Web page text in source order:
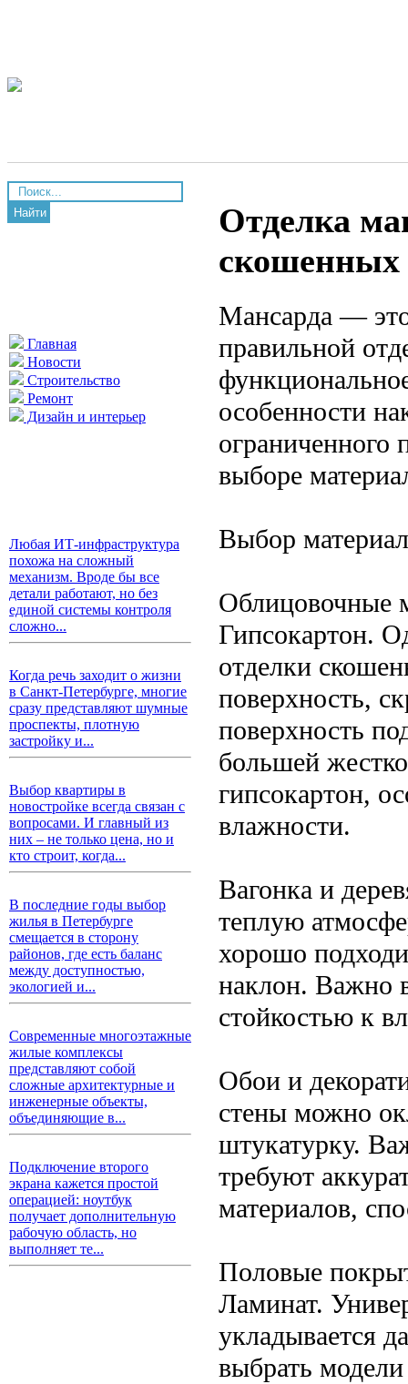
Найти
Главная
Новости
Строительство
Ремонт
Дизайн и интерьер
Любая ИТ-инфраструктура
похожа на сложный
механизм. Вроде бы все
детали работают, но без
единой системы контроля
сложно...
Когда речь заходит о жизни
в Санкт-Петербурге, многие
сразу представляют шумные
проспекты, плотную
застройку и...
Выбор квартиры в
новостройке всегда связан с
вопросами. И главный из
них – не только цена, но и
кто строит, когда...
В последние годы выбор
жилья в Петербурге
смещается в сторону
районов, где есть баланс
между доступностью,
экологией и...
Современные многоэтажные
жилые комплексы
представляют собой
сложные архитектурные и
инженерные объекты,
объединяющие в...
Подключение второго
экрана кажется простой
операцией: ноутбук
получает дополнительную
рабочую область, но
выполняет те...
Отделка
скошенных
Мансарда — это
правильной
особенности
ограниченного
выборе
Выбор
Облицовочные
Гипсокартон.
отделки
поверхность,
поверхность
большей
гипсокартон,
влажности.
Вагонка и
теплую
хорошо
наклон. Важно
стойкостью к
Обои и
стены можно
штукатурку.
требуют
материалов,
Половые
Ламинат.
укладывается
выбрать